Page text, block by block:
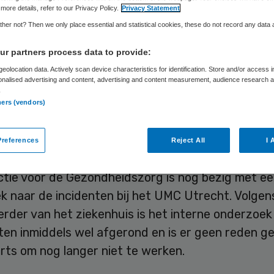
arts van het UMC Utrecht die betrokken was bij
incidenten gaat donderdag weer aan het werk.
Zembla. De arts heeft eind
het ziekenhuis besloten een stap terug te
voor de Gezondheidszorg is nog bezig met
naar de incidenten bij het UMC Utrecht.
van het ziekenhuis is het interne
inmiddels wel afgerond en is er geen reden
om nog langer niet te werken.
details, refer to our Privacy Policy. Privacy Statement
not? Then we only place essential and statistical cookies, these do not record any data
partners process data to provide:
data. Actively scan device characteristics for identification. Store and/or access
advertising and content, advertising and content measurement, audience research
(vendors)
Reject All I